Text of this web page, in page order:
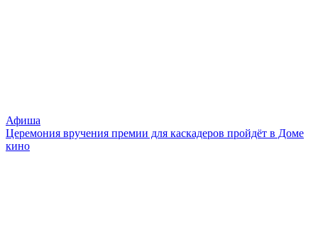
Афиша
Церемония вручения премии для каскадеров пройдёт в Доме
кино